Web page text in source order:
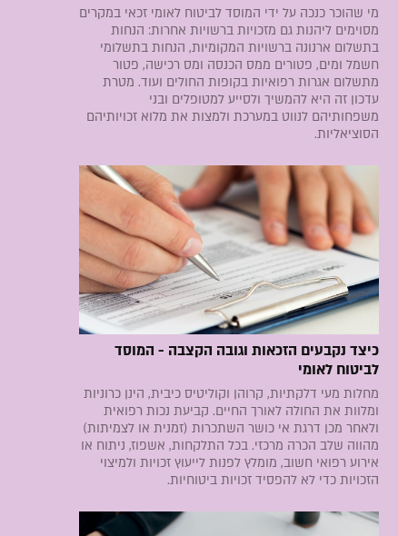
מי שהוכר כנכה על ידי המוסד לביטוח לאומי זכאי במקרים
מסוימים ליהנות גם מזכויות ברשויות אחרות: הנחות
בתשלום ארנונה ברשויות המקומיות, הנחות בתשלומי
חשמל ומים, פטורים ממס הכנסה ומס רכישה, פטור
מתשלום אגרות רפואיות בקופות החולים ועוד. מטרת
עדכון זה היא להמשיך ולסייע למטופלים ובני
משפחותיהם לנווט במערכת ולמצות את מלוא זכויותיהם
הסוציאליות.
כיצד נקבעים הזכאות וגובה הקצבה - המוסד
לביטוח לאומי
מחלות מעי דלקתיות, קרוהן וקוליטיס כיבית, הינן כרוניות
ומלוות את החולה לאורך החיים. קביעת נכות רפואית
ולאחר מכן דרגת אי כושר השתכרות (זמנית או לצמיתות)
מהווה שלב הכרה מרכזי. בכל התלקחות, אשפוז, ניתוח או
אירוע רפואי חשוב, מומלץ לפנות לייעוץ זכויות ולמיצוי
הזכויות כדי לא להפסיד זכויות ביטוחיות.